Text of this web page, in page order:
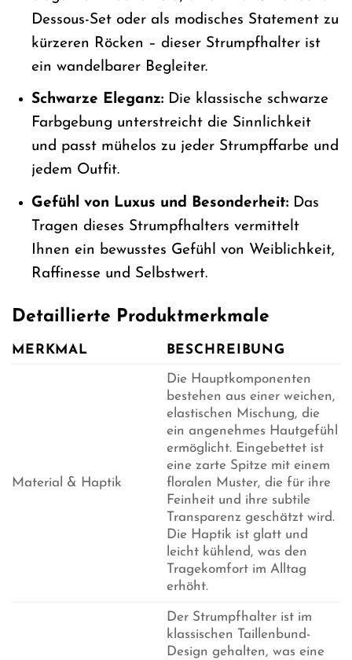
Dessous-Set oder als modisches Statement zu
kürzeren Röcken – dieser Strumpfhalter ist
ein wandelbarer Begleiter.
Schwarze Eleganz:Die klassische schwarze
Farbgebung unterstreicht die Sinnlichkeit
und passt mühelos zu jeder Strumpffarbe und
jedem Outfit.
Gefühl von Luxus und Besonderheit:Das
Tragen dieses Strumpfhalters vermittelt
Ihnen ein bewusstes Gefühl von Weiblichkeit,
Raffinesse und Selbstwert.
Detaillierte Produktmerkmale
MERKMAL BESCHREIBUNG
Material & Haptik
Die Hauptkomponenten
bestehen aus einer weichen,
elastischen Mischung, die
ein angenehmes Hautgefühl
ermöglicht. Eingebettet ist
eine zarte Spitze mit einem
floralen Muster, die für ihre
Feinheit und ihre subtile
Transparenz geschätzt wird.
Die Haptik ist glatt und
leicht kühlend, was den
Tragekomfort im Alltag
erhöht.
Der Strumpfhalter ist im
klassischen Taillenbund-
Design gehalten, was eine